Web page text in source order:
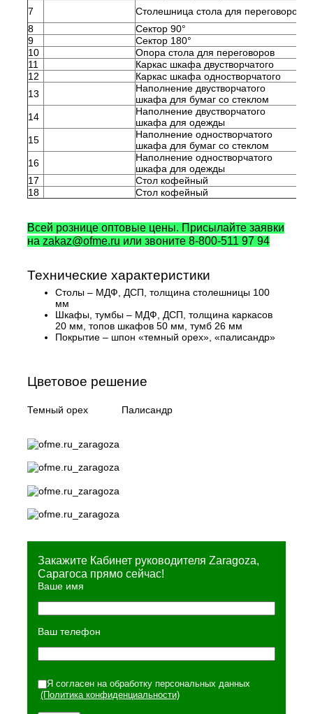
7
Столешница стола для переговоров
8
Сектор 90°
9
Сектор 180°
10
Опора стола для переговоров
11
Каркас шкафа двустворчатого
12
Каркас шкафа одностворчатого
13
Наполнение двустворчатого
шкафа для бумаг со стеклом
14
Наполнение двустворчатого
шкафа для одежды
15
Наполнение одностворчатого
шкафа для бумаг со стеклом
16
Наполнение одностворчатого
шкафа для одежды
17
Стол кофейный
18
Стол кофейный
Всей рознице оптовые цены. Присылайте заявки
на zakaz@ofme.ru или звоните 8-800-511 97 94
Технические характеристики
Столы – МДФ, ДСП, толщина столешницы 100
мм
Шкафы, тумбы – МДФ, ДСП, толщина каркасов
20 мм, топов шкафов 50 мм, тумб 26 мм
Покрытие – шпон «темный орех», «палисандр»
Цветовое решение
Темный орех Палисандр
Закажите Кабинет руководителя Zaragoza,
Сарагоса прямо сейчас!
Ваше имя
Ваш телефон
Я согласен на обработку персональных данных
(Политика конфиденциальности)